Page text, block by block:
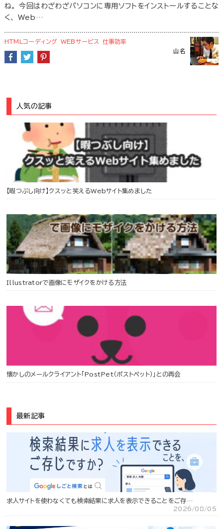
ね。 今回はわざわざパソコンに専用ソフトをインストールすることな
く、 Web…
山名
HTMLコーディング WEBサービス 仕事効率
人気の記事
【暇つぶし向け】クスッと笑えるWebサイト集めました
Illustratorで画像にモザイクをかける方法
懐かしのメールクライアント「PostPet（ポストペット）」との再会
最新記事
求人サイトを使わなくても検索結果に求人を表示できることをご存…
2026/08/05